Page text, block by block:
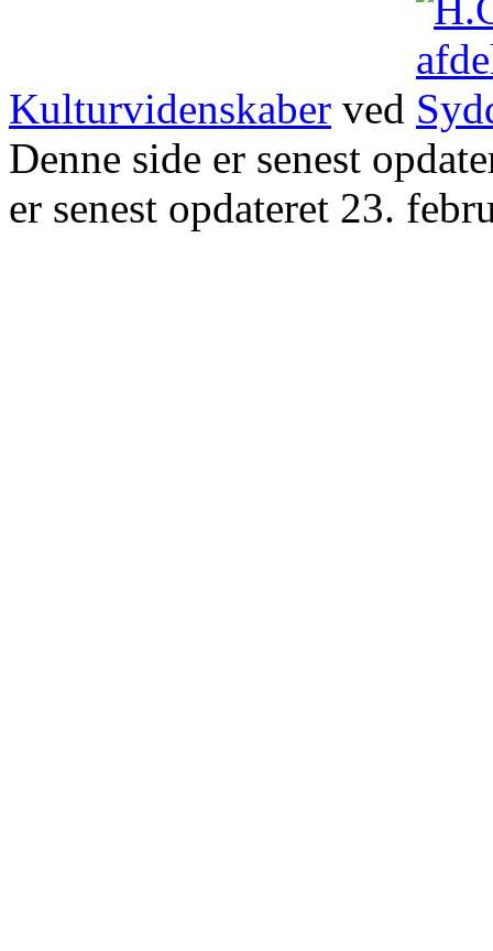
Kulturvidenskaber ved
Denne side er senest
er senest opdateret 23.